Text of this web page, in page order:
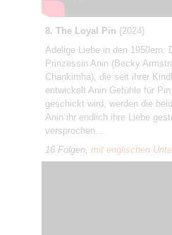
8. The Loyal Pin (2024)
Adelige Liebe in den 1950ern:
Prinzessin Anin (Becky
Chankimha), die seit ihrer
entwickelt Anin Gefühle für
geschickt wird, werden die
Anin ihr endlich ihre Liebe
versprochen...
16 Folgen, mit englischen